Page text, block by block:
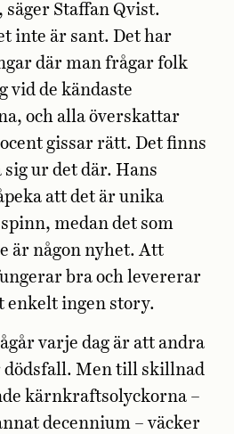
Staffan Qvist.
inte är sant. Det har
där man frågar folk
vid de kändaste
och alla överskattar
gissar rätt. Det finns
ur det där. Hans
att det är unika
medan det som
är någon nyhet. Att
bra och levererar
enkelt ingen story.
varje dag är att andra
dödsfall. Men till skillnad
kärnkraftsolyckorna –
decennium – väcker